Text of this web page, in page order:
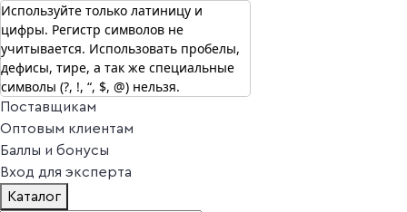
г. Москва
Vitual Peptide +7 (800) 101-13-25
Специалистам
Поставщикам
Оптовым клиентам
Баллы и бонусы
Вход для эксперта
Каталог
Используйте только латиницу и
цифры. Регистр символов не
учитывается. Использовать пробелы,
дефисы, тире, а так же специальные
символы (?, !, “, $, @) нельзя.